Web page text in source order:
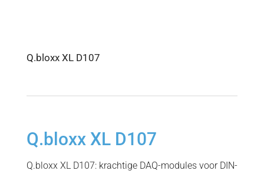
Q.bloxx XL D107
Q.bloxx XL D107
Q.bloxx XL D107: krachtige DAQ-modules voor DIN-